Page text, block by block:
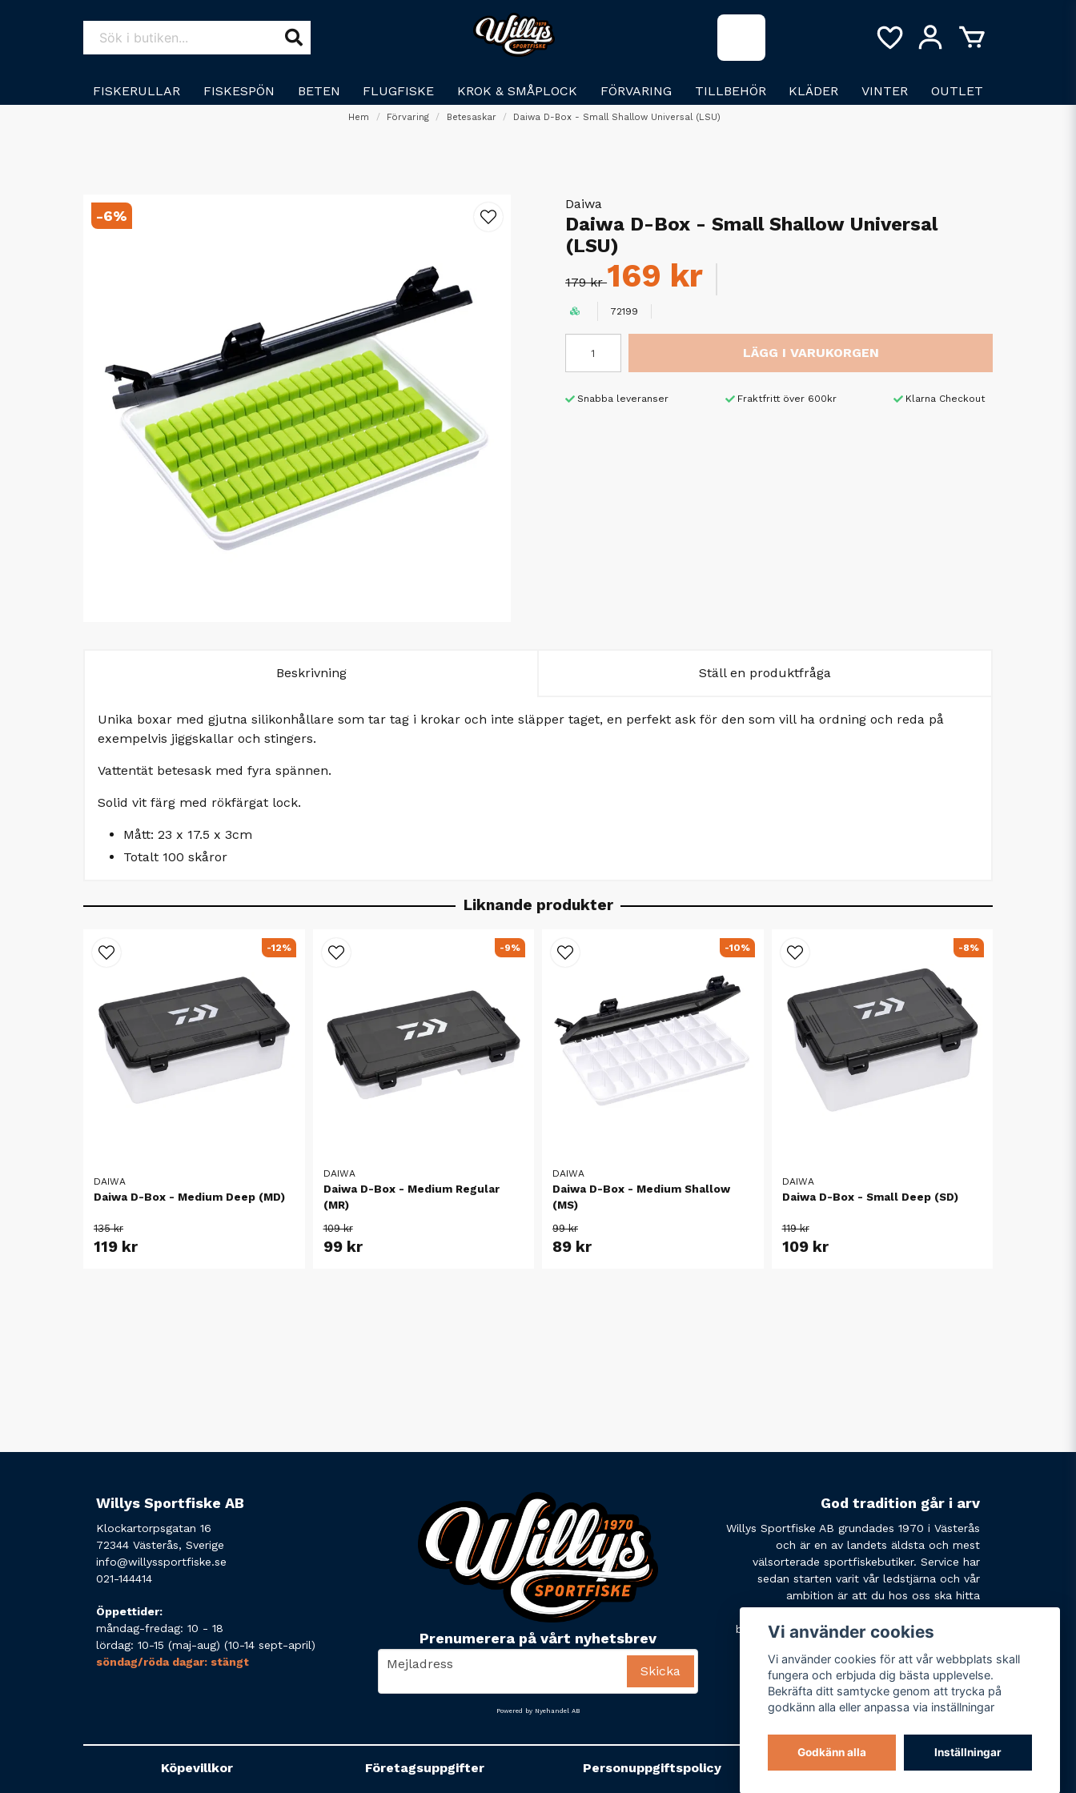
FISKERULLAR FISKESPÖN BETEN FLUGFISKE KROK & SMÅPLOCK FÖRVARING TILLBEHÖR KLÄDER VINTER OUTLET
Hem Förvaring Betesaskar Daiwa D-Box - Small Shallow Universal (LSU)
-6%
Daiwa
Daiwa D-Box - Small Shallow Universal
(LSU)
179 kr169 kr
72199
LÄGG I VARUKORGEN
Snabba leveranser Fraktfritt över 600kr Klarna Checkout
Beskrivning Ställ en produktfråga
Unika boxar med gjutna silikonhållare som tar tag i krokar och inte släpper taget, en perfekt ask för den som vill ha ordning och reda på
exempelvis jiggskallar och stingers.
Vattentät betesask med fyra spännen.
Solid vit färg med rökfärgat lock.
Mått: 23 x 17.5 x 3cm
Totalt 100 skåror
Liknande produkter
DAIWA
Daiwa D-Box - Medium Deep (MD)
135 kr
119 kr
-12%
DAIWA
Daiwa D-Box - Medium Regular
(MR)
109 kr
99 kr
-9%
DAIWA
Daiwa D-Box - Medium Shallow
(MS)
99 kr
89 kr
-10%
DAIWA
Daiwa D-Box - Small Deep (SD)
119 kr
109 kr
-8%
Willys Sportfiske AB
Klockartorpsgatan 16
72344 Västerås, Sverige
info@willyssportfiske.se
021-144414
Öppettider:
måndag-fredag: 10 - 18
lördag: 10-15 (maj-aug) (10-14 sept-april)
söndag/röda dagar: stängt
Prenumerera på vårt nyhetsbrev
email
Mejladress Skicka
God tradition går i arv
Willys Sportfiske AB grundades 1970 i Västerås
och är en av landets äldsta och mest
välsorterade sportfiskebutiker. Service har
sedan starten varit vår ledstjärna och vår
ambition är att du hos oss ska hitta
behöver. Tveka inte att slå oss en signal eller
Powered by Nyehandel AB
Köpevillkor Företagsuppgifter Personuppgiftspolicy Varumärken
Vi använder cookies
Vi använder cookies för att vår webbplats skall
fungera och erbjuda dig bästa upplevelse.
Bekräfta ditt samtycke genom att trycka på
godkänn alla eller anpassa via inställningar
Godkänn alla Inställningar